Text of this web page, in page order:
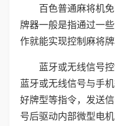
百色普通麻将机
牌器一般是指通过一
作就能实现控制麻将
蓝牙或无线信号
蓝牙或无线信号与手
好牌型等指令，发送
号后驱动内部微型电